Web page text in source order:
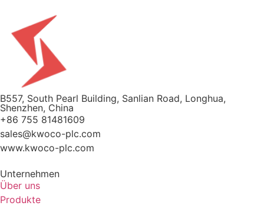
B557, South Pearl Building, Sanlian Road, Longhua,
Shenzhen, China
+86 755 81481609
sales@kwoco-plc.com
www.kwoco-plc.com
Unternehmen
Über uns
Produkte